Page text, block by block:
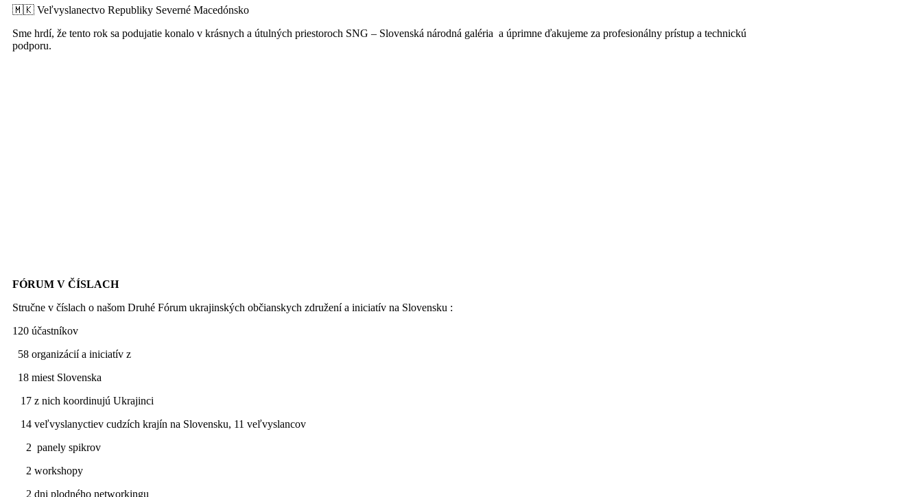
🇲🇰 Veľvyslanectvo Republiky Severné Macedónsko
Sme hrdí, že tento rok sa podujatie konalo v krásnych a útulných priestoroch SNG – Slovenská národná galéria a úprimne ďakujeme za profesionálny prístup a technickú
podporu.
FÓRUM V ČÍSLACH
Stručne v číslach o našom Druhé Fórum ukrajinských občianskych združení a iniciatív na Slovensku :
120 účastníkov
58 organizácií a iniciatív z
18 miest Slovenska
17 z nich koordinujú Ukrajinci
14 veľvyslanусtiev cudzích krajín na Slovensku, 11 veľvyslancov
2 panely spikrov
2 workshopy
2 dni plodného networkingu